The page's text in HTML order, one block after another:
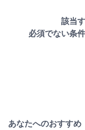
該当
必須でない条
あなたへのおすすめ